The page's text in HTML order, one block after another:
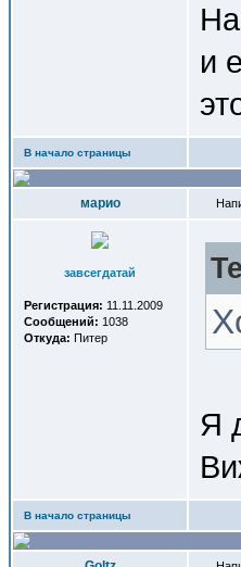
и
В начало страницы
марио
завсегдатай
Регистрация: 11.11.2009
Сообщений: 1038
Откуда: Питер
Я
В начало страницы